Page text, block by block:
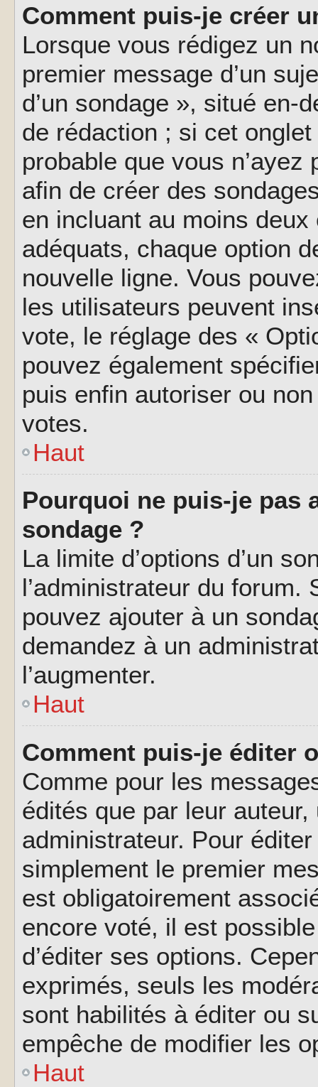
Comment puis-je créer
Lorsque vous rédigez un
premier message d’un
d’un sondage », situé en-
de rédaction ; si cet
probable que vous
afin de créer des
en incluant au moins
adéquats, chaque option
nouvelle ligne. Vous
les utilisateurs peuvent
vote, le réglage des «
pouvez également
puis enfin autoriser ou
votes.
Haut
Pourquoi ne puis-je pas
sondage ?
La limite d’options d’un
l’administrateur du forum.
pouvez ajouter à un
demandez à un
l’augmenter.
Haut
Comment puis-je éditer
Comme pour les
édités que par leur
administrateur. Pour
simplement le premier
est obligatoirement
encore voté, il est
d’éditer ses options.
exprimés, seuls les
sont habilités à éditer ou
empêche de modifier les
Haut